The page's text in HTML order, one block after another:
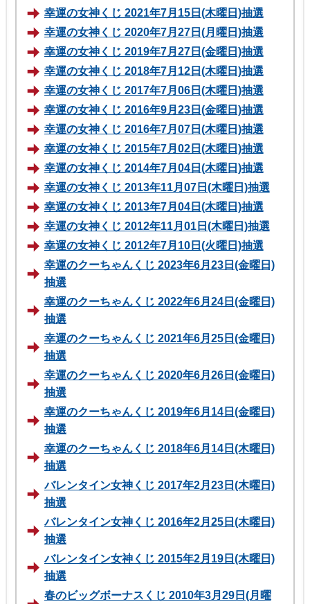
幸運の女神くじ 2021年7月15日(木曜日)抽選
幸運の女神くじ 2020年7月27日(月曜日)抽選
幸運の女神くじ 2019年7月27日(金曜日)抽選
幸運の女神くじ 2018年7月12日(木曜日)抽選
幸運の女神くじ 2017年7月06日(木曜日)抽選
幸運の女神くじ 2016年9月23日(金曜日)抽選
幸運の女神くじ 2016年7月07日(木曜日)抽選
幸運の女神くじ 2015年7月02日(木曜日)抽選
幸運の女神くじ 2014年7月04日(木曜日)抽選
幸運の女神くじ 2013年11月07日(木曜日)抽選
幸運の女神くじ 2013年7月04日(木曜日)抽選
幸運の女神くじ 2012年11月01日(木曜日)抽選
幸運の女神くじ 2012年7月10日(火曜日)抽選
幸運のクーちゃんくじ 2023年6月23日(金曜日)
抽選
幸運のクーちゃんくじ 2022年6月24日(金曜日)
抽選
幸運のクーちゃんくじ 2021年6月25日(金曜日)
抽選
幸運のクーちゃんくじ 2020年6月26日(金曜日)
抽選
幸運のクーちゃんくじ 2019年6月14日(金曜日)
抽選
幸運のクーちゃんくじ 2018年6月14日(木曜日)
抽選
バレンタイン女神くじ 2017年2月23日(木曜日)
抽選
バレンタイン女神くじ 2016年2月25日(木曜日)
抽選
バレンタイン女神くじ 2015年2月19日(木曜日)
抽選
春のビッグボーナスくじ 2010年3月29日(月曜